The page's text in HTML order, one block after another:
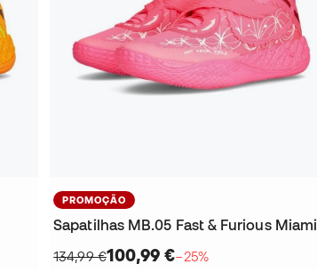
PROMOÇÃO
Sapatilhas MB.05 Fast & Furious Miami
134,99 €100,99 €−25%